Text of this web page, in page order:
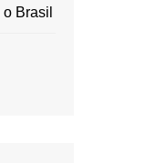
Brasil